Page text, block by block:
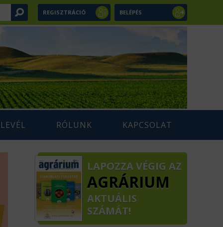
REGISZTRÁCIÓ BELÉPÉS
RÓLUNK KAPCSOLAT
LAPOZZA VÉGIG AZ
AGRÁRIUM
AKTUÁLIS
SZÁMÁT!